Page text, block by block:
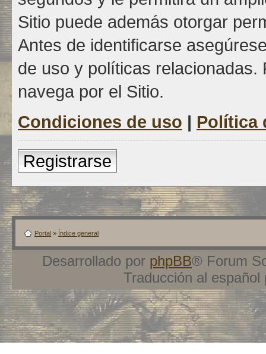
Sitio puede además otorgar
Antes de identificarse
de uso y políticas
navega por el Sitio.
Condiciones de uso | Política
Registrarse
Portal » Índice general
Desarrollado por phpBB® Forum
Traducción al